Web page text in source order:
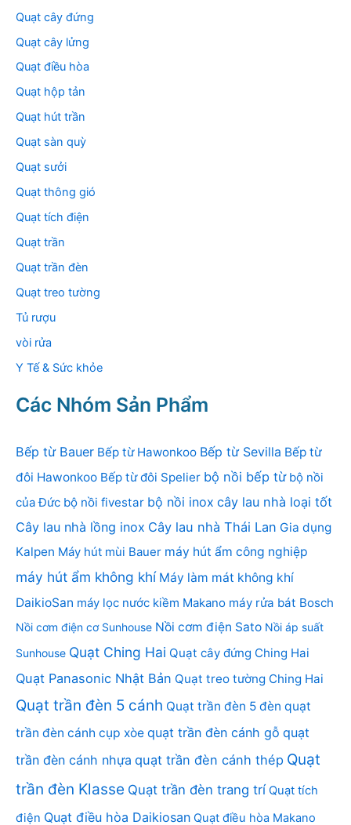
Quạt cây đứng
Quạt cây lửng
Quạt điều hòa
Quạt hộp tản
Quạt hút trần
Quạt sàn quỳ
Quạt sưởi
Quạt thông gió
Quạt tích điện
Quạt trần
Quạt trần đèn
Quạt treo tường
Tủ rượu
vòi rửa
Y Tế & Sức khỏe
Các Nhóm Sản Phẩm
Bếp từ Bauer Bếp từ Hawonkoo Bếp từ Sevilla Bếp từ
đôi Hawonkoo Bếp từ đôi Spelier bộ nồi bếp từ bộ nồi
của Đức bộ nồi fivestar bộ nồi inox cây lau nhà loại tốt
Cây lau nhà lồng inox Cây lau nhà Thái Lan Gia dụng
Kalpen Máy hút mùi Bauer máy hút ẩm công nghiệp
máy hút ẩm không khí Máy làm mát không khí
DaikioSan máy lọc nước kiềm Makano máy rửa bát Bosch
Nồi cơm điện cơ Sunhouse Nồi cơm điện Sato Nồi áp suất
Sunhouse Quạt Ching Hai Quạt cây đứng Ching Hai
Quạt Panasonic Nhật Bản Quạt treo tường Ching Hai
Quạt trần đèn 5 cánh Quạt trần đèn 5 đèn quạt
trần đèn cánh cụp xòe quạt trần đèn cánh gỗ quạt
trần đèn cánh nhựa quạt trần đèn cánh thép Quạt
trần đèn Klasse Quạt trần đèn trang trí Quạt tích
điện Quạt điều hòa Daikiosan Quạt điều hòa Makano